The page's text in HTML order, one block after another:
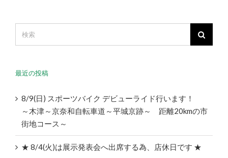
最近の投稿
8/9(日) スポーツバイク デビューライド行います！
～木津～京奈和自転車道～平城京跡～ 距離20kmの市
街地コース～
★ 8/4(火)は展示発表会へ出席する為、店休日です ★